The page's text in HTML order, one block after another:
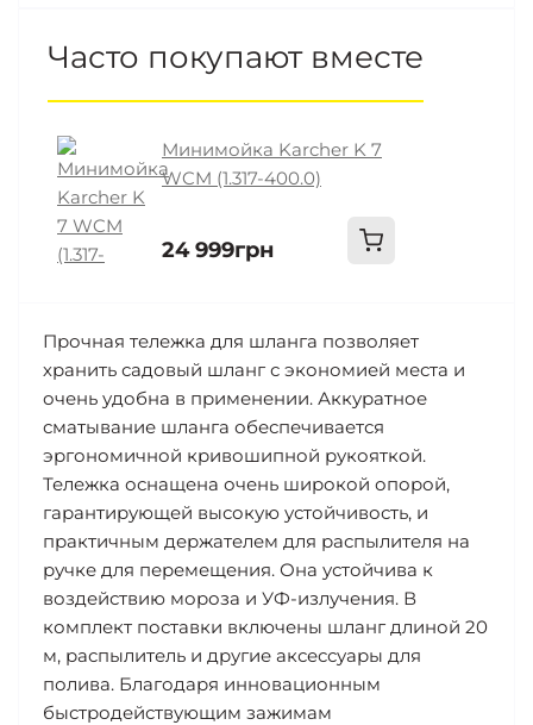
Часто покупают вместе
Минимойка Karcher K 7
WCM (1.317-400.0)
24 999грн
Прочная тележка для шланга позволяет
хранить садовый шланг с экономией места и
очень удобна в применении. Аккуратное
сматывание шланга обеспечивается
эргономичной кривошипной рукояткой.
Тележка оснащена очень широкой опорой,
гарантирующей высокую устойчивость, и
практичным держателем для распылителя на
ручке для перемещения. Она устойчива к
воздействию мороза и УФ-излучения. В
комплект поставки включены шланг длиной 20
м, распылитель и другие аксессуары для
полива. Благодаря инновационным
быстродействующим зажимам